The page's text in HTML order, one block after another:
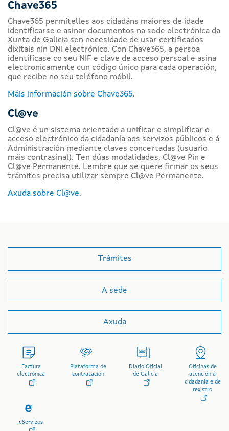
Chave365
Chave365 permítelles aos cidadáns maiores de idade
identificarse e asinar documentos na sede electrónica da
Xunta de Galicia sen necesidade de usar certificados
dixitais nin DNI electrónico. Con Chave365, a persoa
identifícase co seu NIF e clave de acceso persoal e asina
electronicamente cun código único para cada operación,
que recibe no seu teléfono móbil.
Máis información sobre Chave365.
Cl@ve
Cl@ve é un sistema orientado a unificar e simplificar o
acceso electrónico da cidadanía aos servizos públicos e á
Administración mediante claves concertadas (usuario
máis contrasinal). Ten dúas modalidades, Cl@ve Pin e
Cl@ve Permanente. Lembre que se quere firmar os seus
trámites precisa utilizar sempre Cl@ve Permanente.
Axuda sobre Cl@ve.
Trámites
A sede
Axuda
Factura
electrónica
Plataforma de
contratación
Diario Oficial
de Galicia
Oficinas de
atención á
cidadanía e de
rexistro
eServizos